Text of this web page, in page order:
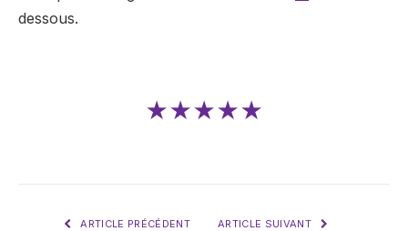
dessous.
★★★★★
ARTICLE PRÉCÉDENT ARTICLE SUIVANT